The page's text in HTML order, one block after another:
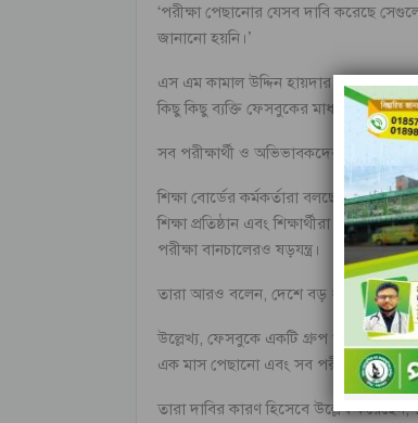
‘পরীক্ষা পেছানোর যেসব দাবি করেছে
জানানো হয়নি।’
এস এম কামাল উদ্দিন হায়দার‌ বলেন, আমাদের
কিছু কিছু ব্যক্তি ফেসবুকের মাধ্যমে পরীক্ষা
সব পরীক্ষার্থী ও অভিভাবকদের এসব গুজবে
শিক্ষা বোর্ডের কর্মকর্তারা বলছেন, ১০
শিক্ষা প্রতিষ্ঠান এবং শিক্ষার্থীরা
পরীক্ষা বানচালেরও ষড়যন্ত্র।
তারা আরও বলেন, দেশে বড় ধরনের কোনো
উল্লেখ্য, ফেসবুকে একটি গ্রুপ খুলে পরীক্ষা
এক মাস পেছানো এবং সব পরীক্ষায় ৩ থেকে
তারা দাবির কারণ হিসেবে উল্লেখ